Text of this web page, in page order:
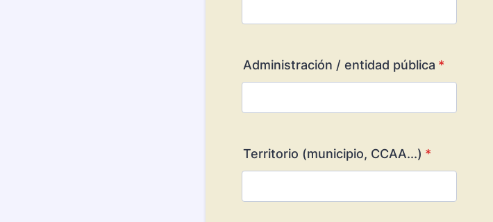
Administración / entidad pública *
Territorio (municipio, CCAA...) *